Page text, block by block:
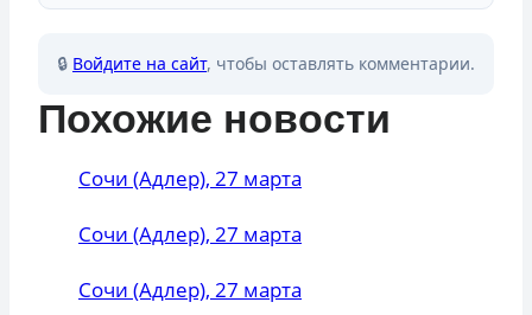
🔒 Войдите на сайт, чтобы оставлять комментарии.
Похожие новости
Сочи (Адлер), 27 марта
Сочи (Адлер), 27 марта
Сочи (Адлер), 27 марта